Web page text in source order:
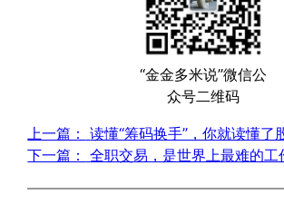
“金金多米说”微信公
众号二维码
上一篇：
读懂“筹码换手”，你就读懂了
下一篇：
全职交易，是世界上最难的工